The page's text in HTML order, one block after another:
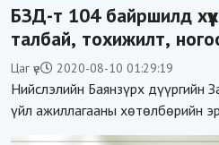
БЗД-т 104 байршилд
талбай, тохижилт,
ажил хийв
Цаг үе 2020-08-10 01:29:19
Нийслэлийн Баянзүрх дүүргийн
үйл ажиллагааны хөтөлбөрийн